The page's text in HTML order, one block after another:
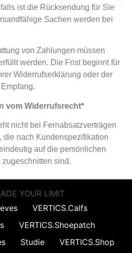
ist die Rücksendung für Sie
Sachen werden bei
von Zahlungen müssen
werden. Die Frist beginnt für
Widerrufserklärung oder der
vom Widerrufsrecht*
nicht bei Fernabsatzverträgen
die nach Kundenspezifikation
auf die persönlichen
sind.
YOUR LIMIT
VERTICS.Calfs
VERTICS.Shoepatch
Studie
VERTICS.Shop